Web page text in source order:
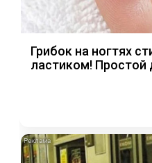
Грибок на ногтях
ластиком!